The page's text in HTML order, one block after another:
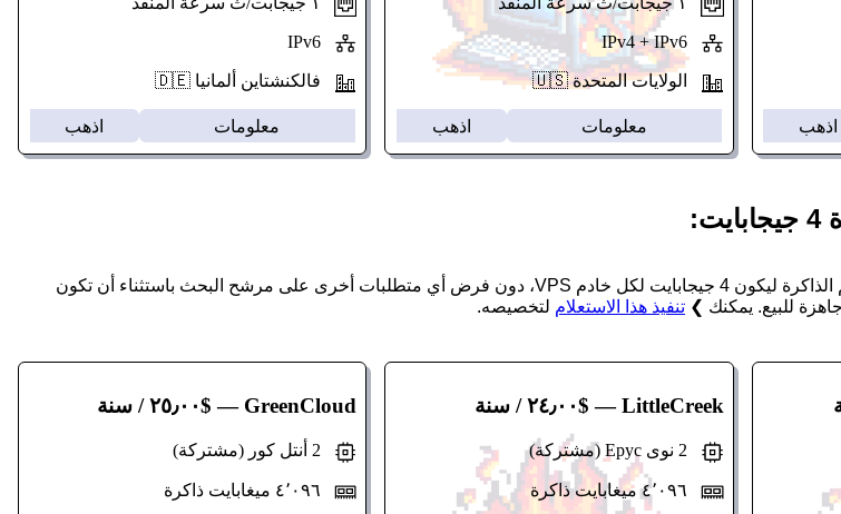
اذهب
IPv4 + IPv6
الولايات المتحدة 🇺🇸
معلومات اذهب
IPv6
فالكنشتاين ألمانيا 🇩🇪
معلومات اذهب
تُظهر هذه التحليلات الحد الأدنى لحجم الذاكرة ليكون 4 جيجابايت لكل خادم VPS، دون فرض أي متطلبات أخرى على مرشح البحث باستثناء أن تكون
للبيع. يمكنك ❯ تنفيذ هذا الاستعلام لتخصيصه.
LittleCreek— $٢٤٫٠٠ / سنة GreenCloud — $٢٥٫٠٠ / سنة